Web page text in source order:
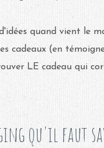
quand vient le
cadeaux (en
LE cadeau qui
qu'il faut